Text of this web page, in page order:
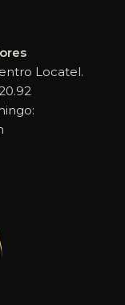
Locatel.